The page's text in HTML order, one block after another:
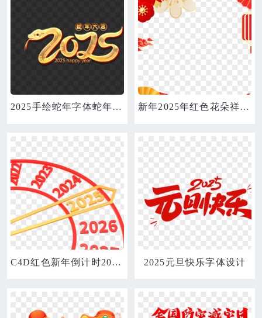
2025手绘蛇年字体蛇年大吉鎏金字体 新年2025年红色花朵祥云蛇年边框免抠元素
C4D红色新年倒计时2025年钟表表盘 2025元旦快乐字体设计